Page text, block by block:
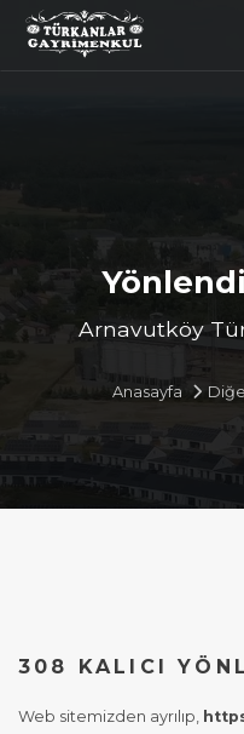
Arnavutköy
Anasayfa
308 KALICI
Web sitemizden ayrılıp,